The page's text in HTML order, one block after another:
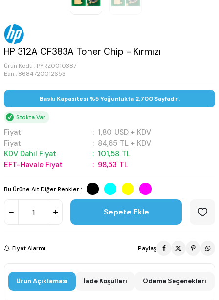
HP 312A CF383A Toner Chip - Kırmızı
Ürün Kodu : PYRZ0010387
Ean : 8684720012653
Baskı Kapasitesi %5 Yoğunlukta 2,700 Sayfadır.
Stokta Var
Fiyatı : 1,80 USD + KDV
Fiyatı
: 84,65 TL + KDV
KDV Dahil Fiyat
: 101,58 TL
EFT-Havale Fiyat
: 98,53 TL
Bu Ürüne Ait Diğer Renkler :
Sepete Ekle
Fiyat Alarmı Paylaş
Ürün Açıklaması İade Koşulları Ödeme Seçenekleri